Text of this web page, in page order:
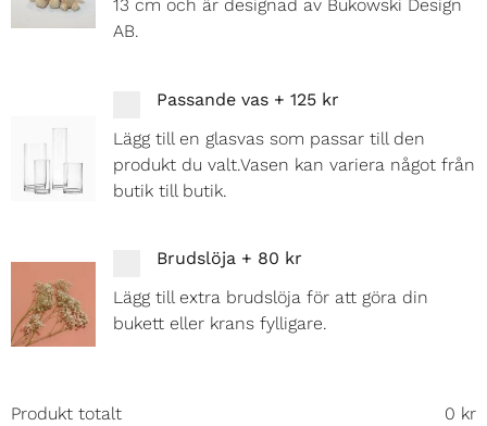
13 cm och är designad av Bukowski Design
AB.
Passande vas +125 kr
Lägg till en glasvas som passar till den
produkt du valt.Vasen kan variera något från
butik till butik.
Brudslöja + 80 kr
Lägg till extra brudslöja för att göra din
bukett eller krans fylligare.
Produkt totalt 0 kr